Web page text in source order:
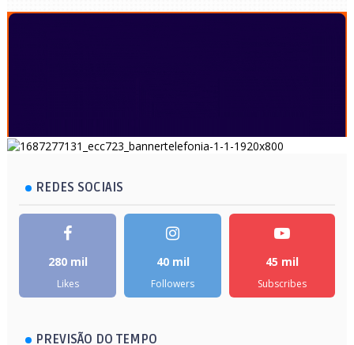
REDES SOCIAIS
280 mil
Likes
40 mil
Followers
45 mil
Subscribes
PREVISÃO DO TEMPO